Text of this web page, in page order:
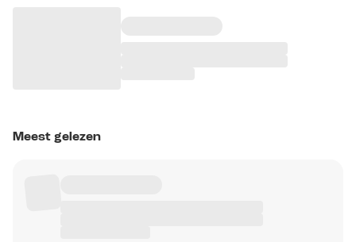
Meest gelezen